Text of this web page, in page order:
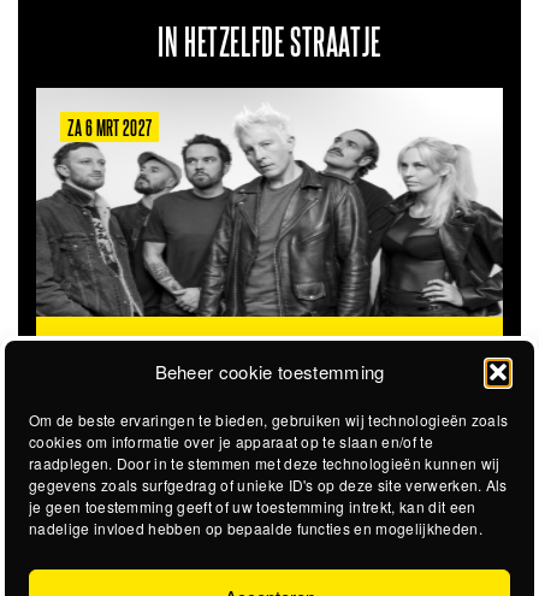
Beheer cookie toestemming
Om de beste ervaringen te bieden, gebruiken wij technologieën zoals
cookies om informatie over je apparaat op te slaan en/of te
raadplegen. Door in te stemmen met deze technologieën kunnen wij
gegevens zoals surfgedrag of unieke ID's op deze site verwerken. Als
je geen toestemming geeft of uw toestemming intrekt, kan dit een
nadelige invloed hebben op bepaalde functies en mogelijkheden.
IN HETZELFDE STRAATJE
ZA 6 MRT 2027